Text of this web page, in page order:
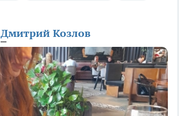
Дмитрий Козлов